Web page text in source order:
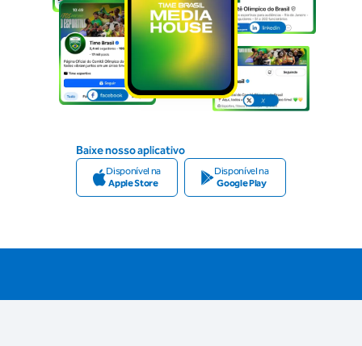
Baixe nosso aplicativo
Disponível na
Apple Store
Disponível na
Google Play